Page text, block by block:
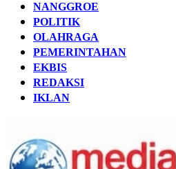
NANGGROE
POLITIK
OLAHRAGA
PEMERINTAHAN
EKBIS
REDAKSI
IKLAN